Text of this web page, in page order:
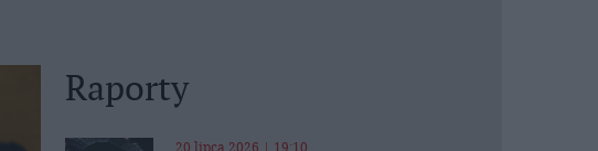
Raporty
20 lipca 2026 | 19:10